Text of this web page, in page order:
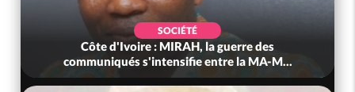
SOCIÉTÉ
Côte d'Ivoire : MIRAH, la guerre des
communiqués s'intensifie entre la MA-M...